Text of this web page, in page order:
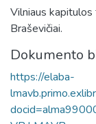
Vilniaus
Braševičiai.
Dokumento
https://elaba-